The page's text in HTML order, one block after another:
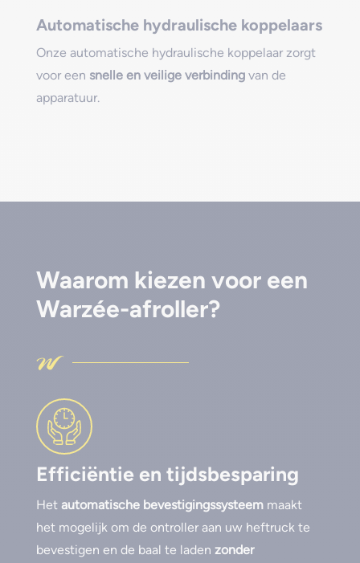
Automatische hydraulische koppelaars
Onze automatische hydraulische koppelaar zorgt
voor een snelle en veilige verbindingvan de
apparatuur.
Waarom kiezen voor een
Warzée-afroller?
Efficiëntie en tijdsbesparing
Het automatische bevestigingssysteemmaakt
het mogelijk om de ontroller aan uw heftruck te
bevestigen en de baal te laden zonder